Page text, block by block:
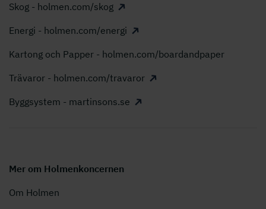
Skog - holmen.com/skog
Energi - holmen.com/energi
Kartong och Papper - holmen.com/boardandpaper
Trävaror - holmen.com/travaror
Byggsystem - martinsons.se
Mer om Holmenkoncernen
Om Holmen